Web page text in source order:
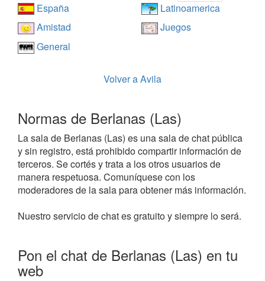
España
Latinoamerica
Amistad
Juegos
General
Volver a Avila
Normas de Berlanas (Las)
La sala de Berlanas (Las) es una sala de chat pública
y sin registro, está prohibido compartir información de
terceros. Se cortés y trata a los otros usuarios de
manera respetuosa. Comuníquese con los
moderadores de la sala para obtener más información.
Nuestro servicio de chat es gratuito y siempre lo será.
Pon el chat de Berlanas (Las) en tu
web